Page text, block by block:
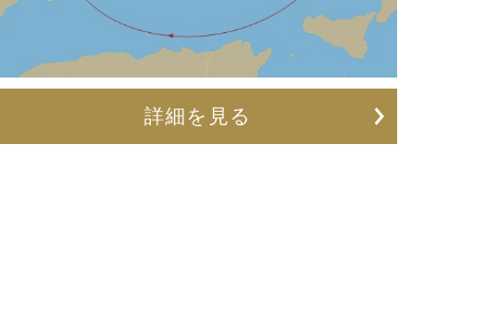
詳細を見る